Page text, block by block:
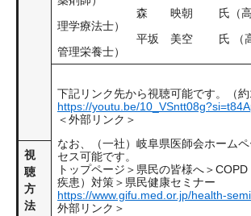
森 映朝 氏（高山赤
理学療法士）
平坂 美空 氏 （高山
管理栄養士）
下記リンク先から視聴可能です。（約
https://youtu.be/
＜外部リンク＞
なお、（一社）岐阜県医師会ホーム
セス可能です。
トップページ＞県民の皆様へ＞
疾患）対策＞県民健康セミナー
https://www.gifu.med.or.jp/health-
外部リンク＞
視
聴
方
法